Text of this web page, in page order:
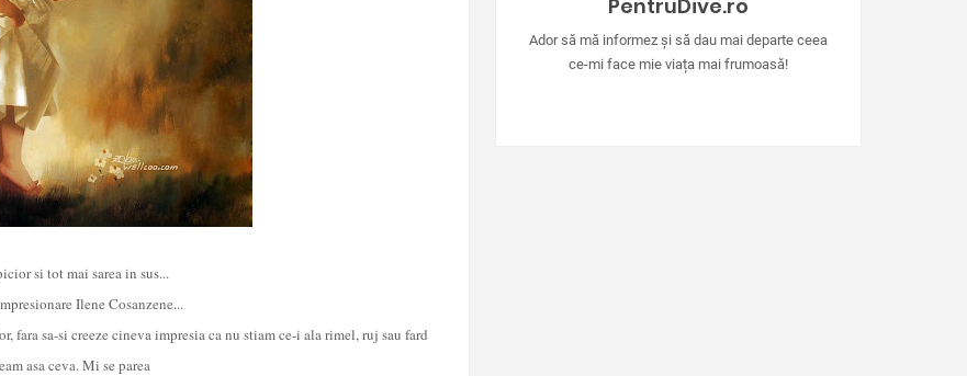
si tot mai sarea in sus...
Ilene Cosanzene...
fara sa-si creeze cineva impresia ca nu stiam ce-i ala rimel, ruj sau fard
asa ceva. Mi se parea
PentruDive.ro
Ador să mă informez și să dau mai departe ceea
ce-mi face mie viața mai frumoasă!